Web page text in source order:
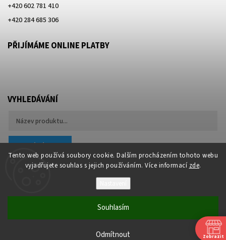
Tento web používá soubory cookie. Dalším procházením tohoto webu
vyjadřujete souhlas s jejich používáním. Více informací zde.
Odmítnout
Souhlasím
+420 602 781 410
+420 284 685 306
PŘIJÍMÁME ONLINE PLATBY
VYHLEDÁVÁNÍ
Hledat
Copyright 2026Besteco s.r.o.. Všechna práva vyhrazena.
Zobrazit